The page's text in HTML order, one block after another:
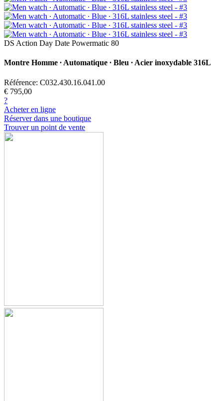
DS Action Day Date Powermatic 80
Montre Homme ∙ Automatique ∙ Bleu ∙ Acier inoxydable 316L
Référence: C032.430.16.041.00
€ 795,00
?
Acheter en ligne
Réserver dans une boutique
Trouver un point de vente